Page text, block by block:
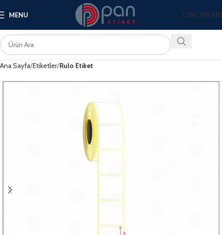
MENU 0216 399
Ana Sayfa Etiketler Rulo Etiket